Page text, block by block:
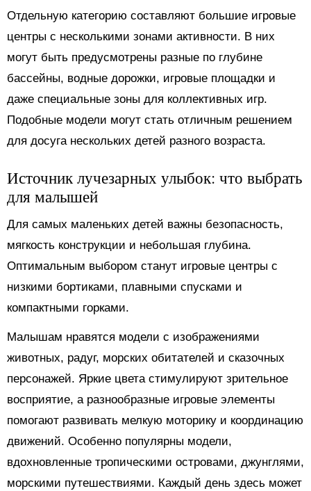
Отдельную категорию составляют большие игровые
центры с несколькими зонами активности. В них
могут быть предусмотрены разные по глубине
бассейны, водные дорожки, игровые площадки и
даже специальные зоны для коллективных игр.
Подобные модели могут стать отличным решением
для досуга нескольких детей разного возраста.
Источник лучезарных улыбок: что выбрать
для малышей
Для самых маленьких детей важны безопасность,
мягкость конструкции и небольшая глубина.
Оптимальным выбором станут игровые центры с
низкими бортиками, плавными спусками и
компактными горками.
Малышам нравятся модели с изображениями
животных, радуг, морских обитателей и сказочных
персонажей. Яркие цвета стимулируют зрительное
восприятие, а разнообразные игровые элементы
помогают развивать мелкую моторику и координацию
движений. Особенно популярны модели,
вдохновленные тропическими островами, джунглями,
морскими путешествиями. Каждый день здесь может